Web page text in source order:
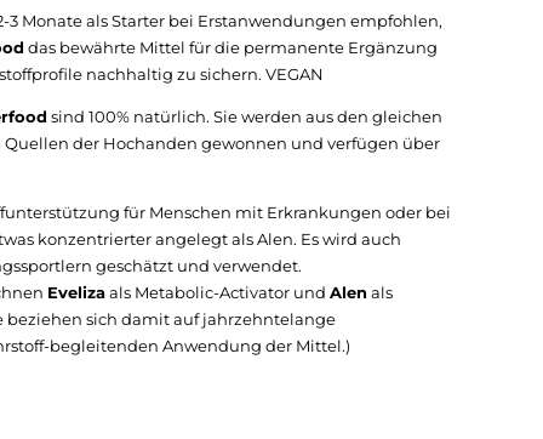
3 Monate als Starter bei Erstanwendungen empfohlen,
das bewährte Mittel für die permanente Ergänzung
nachhaltig zu sichern. VEGAN
sind 100% natürlich. Sie werden aus den gleichen
der Hochanden gewonnen und verfügen über
für Menschen mit Erkrankungen oder bei
konzentrierter angelegt als Alen. Es wird auch
geschätzt und verwendet.
Evelizaals Metabolic-Activator und Alenals
beziehen sich damit auf jahrzehntelange
begleitenden Anwendung der Mittel.)